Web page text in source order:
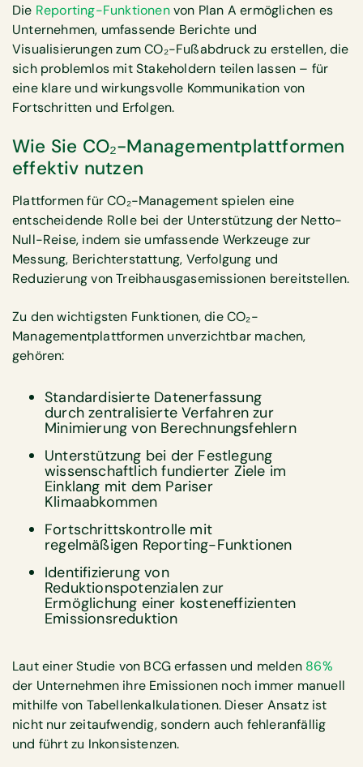
Die Reporting-Funktionenvon Plan A ermöglichen es
Unternehmen, umfassende Berichte und
Visualisierungen zum CO₂-Fußabdruck zu erstellen, die
sich problemlos mit Stakeholdern teilen lassen – für
eine klare und wirkungsvolle Kommunikation von
Fortschritten und Erfolgen.
Wie Sie CO₂-Managementplattformen
effektiv nutzen
Plattformen für CO₂-Management spielen eine
entscheidende Rolle bei der Unterstützung der Netto-
Null-Reise, indem sie umfassende Werkzeuge zur
Messung, Berichterstattung, Verfolgung und
Reduzierung von Treibhausgasemissionen bereitstellen.
Zu den wichtigsten Funktionen, die CO₂-
Managementplattformen unverzichtbar machen,
gehören:
Standardisierte Datenerfassung
durch zentralisierte Verfahren zur
Minimierung von Berechnungsfehlern
Unterstützung bei der Festlegung
wissenschaftlich fundierter Ziele im
Einklang mit dem Pariser
Klimaabkommen
Fortschrittskontrolle mit
regelmäßigen Reporting-Funktionen
Identifizierung von
Reduktionspotenzialen zur
Ermöglichung einer kosteneffizienten
Emissionsreduktion
Laut einer Studie von BCG erfassen und melden 86%
der Unternehmen ihre Emissionen noch immer manuell
mithilfe von Tabellenkalkulationen. Dieser Ansatz ist
nicht nur zeitaufwendig, sondern auch fehleranfällig
und führt zu Inkonsistenzen.